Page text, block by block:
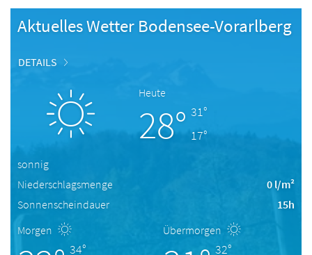
Aktuelles Wetter Bodensee-Vorarlberg
DETAILS
Heute
28° 31°
17°
sonnig
Niederschlagsmenge
0 l/m²
Sonnenscheindauer
15h
Morgen
34°
Übermorgen
32°